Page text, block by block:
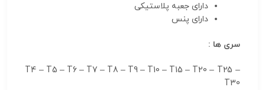
دارای جعبه پلاستیکی
دارای پنس
سری ها :
T4 – T5 – T6 – T7 – T8 – T9 – T10 – T15 – T20 – T25 –
T30